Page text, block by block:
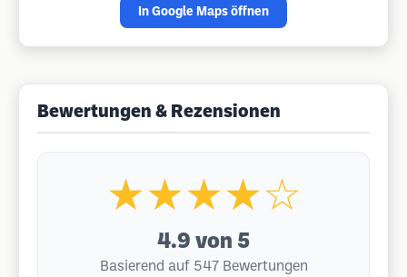
In Google Maps öffnen
Bewertungen & Rezensionen
★★★★☆
4.9 von 5
Basierend auf 547 Bewertungen